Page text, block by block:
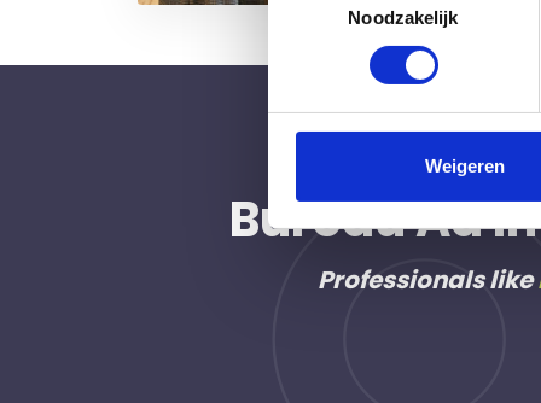
Noodzakelijk
Weigeren
Bureau Ad
Professionals like